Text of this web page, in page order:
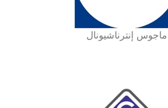
ماجوس إنترناشيونال